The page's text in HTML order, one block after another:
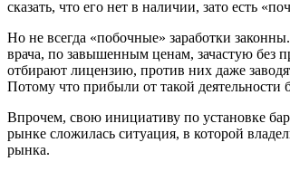
сказать, что его нет в наличии, зато есть
Но не всегда «побочные» заработки
врача, по завышенным ценам, зачастую без
отбирают лицензию, против них даже
Потому что прибыли от такой деятельности
Впрочем, свою инициативу по установке
рынке сложилась ситуация, в которой
рынка.